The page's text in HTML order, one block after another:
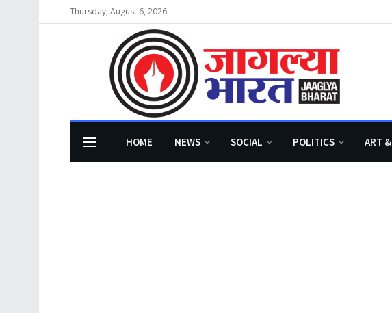
Thursday, August 6, 2026
HOME NEWS SOCIAL POLITICS ART